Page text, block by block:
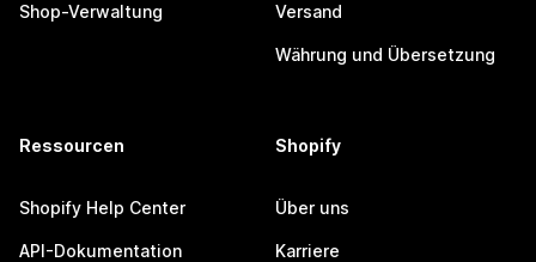
Shop-Verwaltung Versand
Währung und Übersetzung
Ressourcen
Shopify Help Center
API-Dokumentation
Shopify
Über uns
Karriere